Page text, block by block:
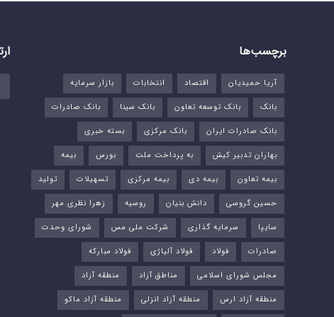
برچسب‌ها
آریا حمیدیان اقتصاد انتخابات
بازار سرمایه
بانک
بانک توسعه تعاون بانک سینا
بانک صادرات
بانک صادرات ایران
بانک مرکزی
بسته خبری
بهاران تدبیر کیش
به پرداخت ملت بورس‌
بیمه
بیمه تعاون
بیمه دی بیمه مرکزی تسهیلات
تولید
حسین گروسی
دانش بنیان روسیه
زهرا نظری مهر
سایپا
سرمایه گذاری شرکت ملی مس
شورای وحدت
صادرات
فولاد فولاد آلیاژی
فولاد مبارکه
مجلس شورای اسلامی
مناطق آزاد
منطقه آزاد
منطقه آزاد ارس
منطقه آزاد انزلی منطقه آزاد ماکو